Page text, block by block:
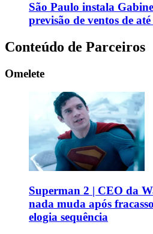
São Paulo instala
previsão de ventos de
Conteúdo de Parceiros
Omelete
Superman 2 | CEO da
nada muda após
elogia sequência